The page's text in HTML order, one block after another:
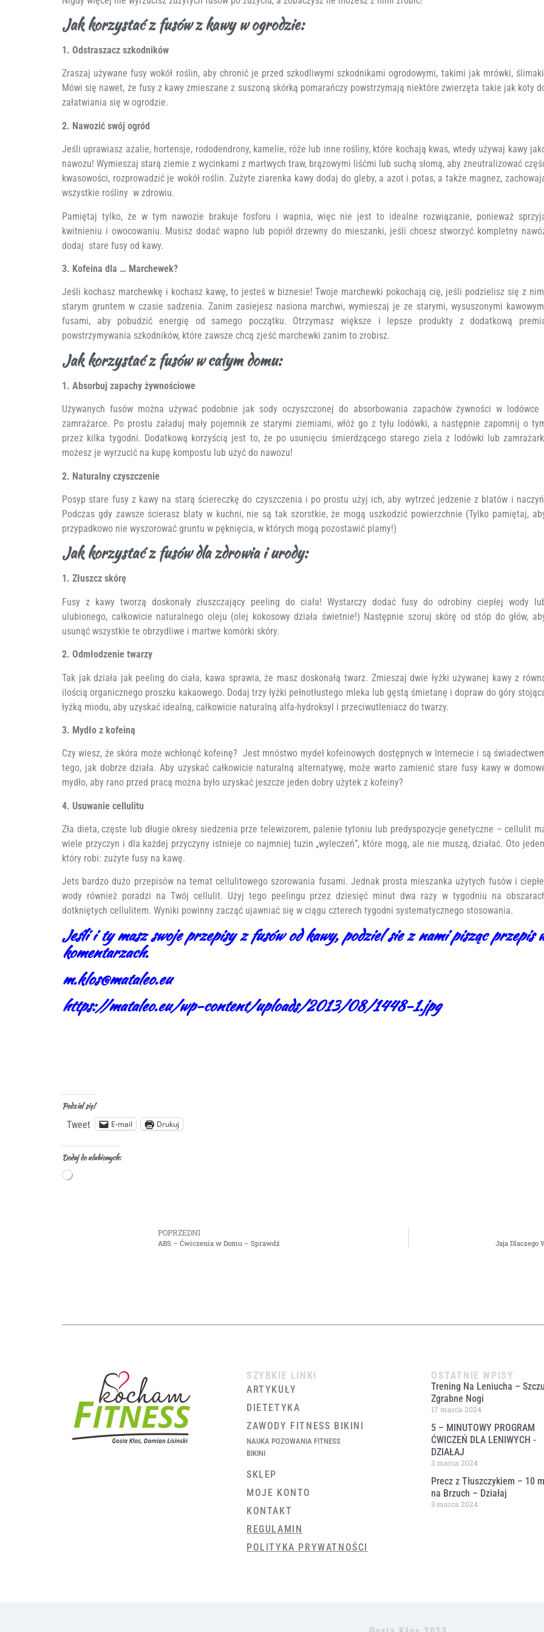
Jak korzystać z fusów z kawy w ogrodzie:
1. Odstraszacz szkodników
Zraszaj używane fusy wokół roślin, aby chronić je przed szkodliwymi szkodnikami ogrodowymi, takimi jak mrówki,
Mówi się nawet, że fusy z kawy zmieszane z suszoną skórką pomarańczy powstrzymają niektóre zwierzęta takie jak koty
załatwiania się w ogrodzie.
2. Nawozić swój ogród
Jeśli uprawiasz azalie, hortensje, rododendrony, kamelie, róże lub inne rośliny, które kochają kwas, wtedy używaj kawy
nawozu! Wymieszaj starą ziemie z wycinkami z martwych traw, brązowymi liśćmi lub suchą słomą, aby zneutralizować
kwasowości, rozprowadzić je wokół roślin. Zużyte ziarenka kawy dodaj do gleby, a azot i potas, a także magnez,
wszystkie rośliny w zdrowiu.
Pamiętaj tylko, że w tym nawozie brakuje fosforu i wapnia, więc nie jest to idealne rozwiązanie, ponieważ
kwitnieniu i owocowaniu. Musisz dodać wapno lub popiół drzewny do mieszanki, jeśli chcesz stworzyć kompletny
dodaj stare fusy od kawy.
3. Kofeina dla … Marchewek?
Jeśli kochasz marchewkę i kochasz kawę, to jesteś w biznesie! Twoje marchewki pokochają cię, jeśli podzielisz się z
starym gruntem w czasie sadzenia. Zanim zasiejesz nasiona marchwi, wymieszaj je ze starymi, wysuszonymi
fusami, aby pobudzić energię od samego początku. Otrzymasz większe i lepsze produkty z dodatkową
powstrzymywania szkodników, które zawsze chcą zjeść marchewki zanim to zrobisz.
Jak korzystać z fusów w całym domu:
1. Absorbuj zapachy żywnościowe
Używanych fusów można używać podobnie jak sody oczyszczonej do absorbowania zapachów żywności w lodówce
zamrażarce. Po prostu załaduj mały pojemnik ze starymi ziemiami, włóż go z tyłu lodówki, a następnie zapomnij o
przez kilka tygodni. Dodatkową korzyścią jest to, że po usunięciu śmierdzącego starego ziela z lodówki lub
możesz je wyrzucić na kupę kompostu lub użyć do nawozu!
2. Naturalny czyszczenie
Posyp stare fusy z kawy na starą ściereczkę do czyszczenia i po prostu użyj ich, aby wytrzeć jedzenie z blatów i
Podczas gdy zawsze ścierasz blaty w kuchni, nie są tak szorstkie, że mogą uszkodzić powierzchnie (Tylko pamiętaj,
przypadkowo nie wyszorować gruntu w pęknięcia, w których mogą pozostawić plamy!)
Jak korzystać z fusów dla zdrowia i urody:
1. Złuszcz skórę
Fusy z kawy tworzą doskonały złuszczający peeling do ciała! Wystarczy dodać fusy do odrobiny ciepłej wody
ulubionego, całkowicie naturalnego oleju (olej kokosowy działa świetnie!) Następnie szoruj skórę od stóp do głów,
usunąć wszystkie te obrzydliwe i martwe komórki skóry.
2. Odmłodzenie twarzy
Tak jak działa jak peeling do ciała, kawa sprawia, że masz doskonałą twarz. Zmieszaj dwie łyżki używanej kawy z
ilością organicznego proszku kakaowego. Dodaj trzy łyżki pełnotłustego mleka lub gęstą śmietanę i dopraw do góry
łyżką miodu, aby uzyskać idealną, całkowicie naturalną alfa-hydroksyl i przeciwutleniacz do twarzy.
3. Mydło z kofeiną
Czy wiesz, że skóra może wchłonąć kofeinę? Jest mnóstwo mydeł kofeinowych dostępnych w Internecie i są
tego, jak dobrze działa. Aby uzyskać całkowicie naturalną alternatywę, może warto zamienić stare fusy kawy w
mydło, aby rano przed pracą można było uzyskać jeszcze jeden dobry użytek z kofeiny?
4. Usuwanie cellulitu
Zła dieta, częste lub długie okresy siedzenia prze telewizorem, palenie tytoniu lub predyspozycje genetyczne – cellulit
wiele przyczyn i dla każdej przyczyny istnieje co najmniej tuzin „wyleczeń”, które mogą, ale nie muszą, działać. Oto
który robi: zużyte fusy na kawę.
Jets bardzo dużo przepisów na temat cellulitowego szorowania fusami. Jednak prosta mieszanka użytych fusów i
wody również poradzi na Twój cellulit. Użyj tego peelingu przez dziesięć minut dwa razy w tygodniu na
dotkniętych cellulitem. Wyniki powinny zacząć ujawniać się w ciągu czterech tygodni systematycznego stosowania.
Jeśli i ty masz swoje przepisy z fusów od kawy, podziel sie z nami pisząc przepis
komentarzach.
m.klos@mataleo.eu
https://mataleo.eu/wp-content/uploads/2013/08/1448-1.jpg
Podziel się!
Tweet E-mail Drukuj
Dodaj do ulubionych:
POPRZEDNI
ABS – Ćwiczenia w Domu – Sprawdź Jaja Dlaczego
SZYBKIE LINKI
ARTYKUŁY
DIETETYKA
ZAWODY FITNESS BIKINI
NAUKA POZOWANIA FITNESS
BIKINI
SKLEP
MOJE KONTO
KONTAKT
REGULAMIN
POLITYKA PRYWATNOŚCI
OSTATNIE WPISY
Trening Na Leniucha –
Zgrabne Nogi
17 marca 2024
5 – MINUTOWY PROGRAM
ĆWICZEŃ DLA LENIWYCH ​-
DZIAŁAJ
3 marca 2024
Precz z Tłuszczykiem – 10
na Brzuch – Działaj
3 marca 2024